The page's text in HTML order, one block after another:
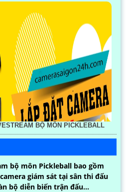
BỘ MÔN PICKLEBALL
bộ môn Pickleball bao gồm
giám sát tại sân thi đấu
bộ diễn biến trận đấu...